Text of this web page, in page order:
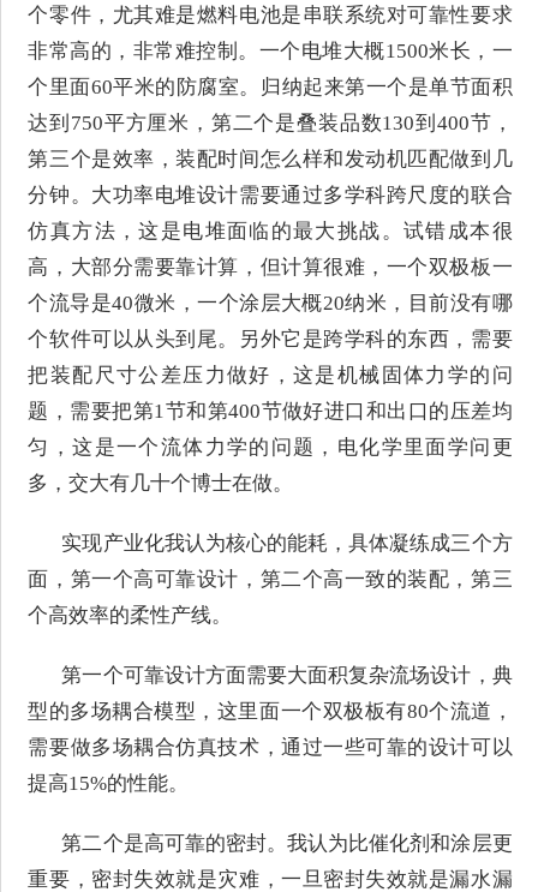
个零件，尤其难是燃料电池是串联系统对可靠性要求
非常高的，非常难控制。一个电堆大概1500米长，一
个里面60平米的防腐室。归纳起来第一个是单节面积
达到750平方厘米，第二个是叠装品数130到400节，
第三个是效率，装配时间怎么样和发动机匹配做到几
分钟。大功率电堆设计需要通过多学科跨尺度的联合
仿真方法，这是电堆面临的最大挑战。试错成本很
高，大部分需要靠计算，但计算很难，一个双极板一
个流导是40微米，一个涂层大概20纳米，目前没有哪
个软件可以从头到尾。另外它是跨学科的东西，需要
把装配尺寸公差压力做好，这是机械固体力学的问
题，需要把第1节和第400节做好进口和出口的压差均
匀，这是一个流体力学的问题，电化学里面学问更
多，交大有几十个博士在做。
实现产业化我认为核心的能耗，具体凝练成三个方
面，第一个高可靠设计，第二个高一致的装配，第三
个高效率的柔性产线。
第一个可靠设计方面需要大面积复杂流场设计，典
型的多场耦合模型，这里面一个双极板有80个流道，
需要做多场耦合仿真技术，通过一些可靠的设计可以
提高15%的性能。
第二个是高可靠的密封。我认为比催化剂和涂层更
重要，密封失效就是灾难，一旦密封失效就是漏水漏